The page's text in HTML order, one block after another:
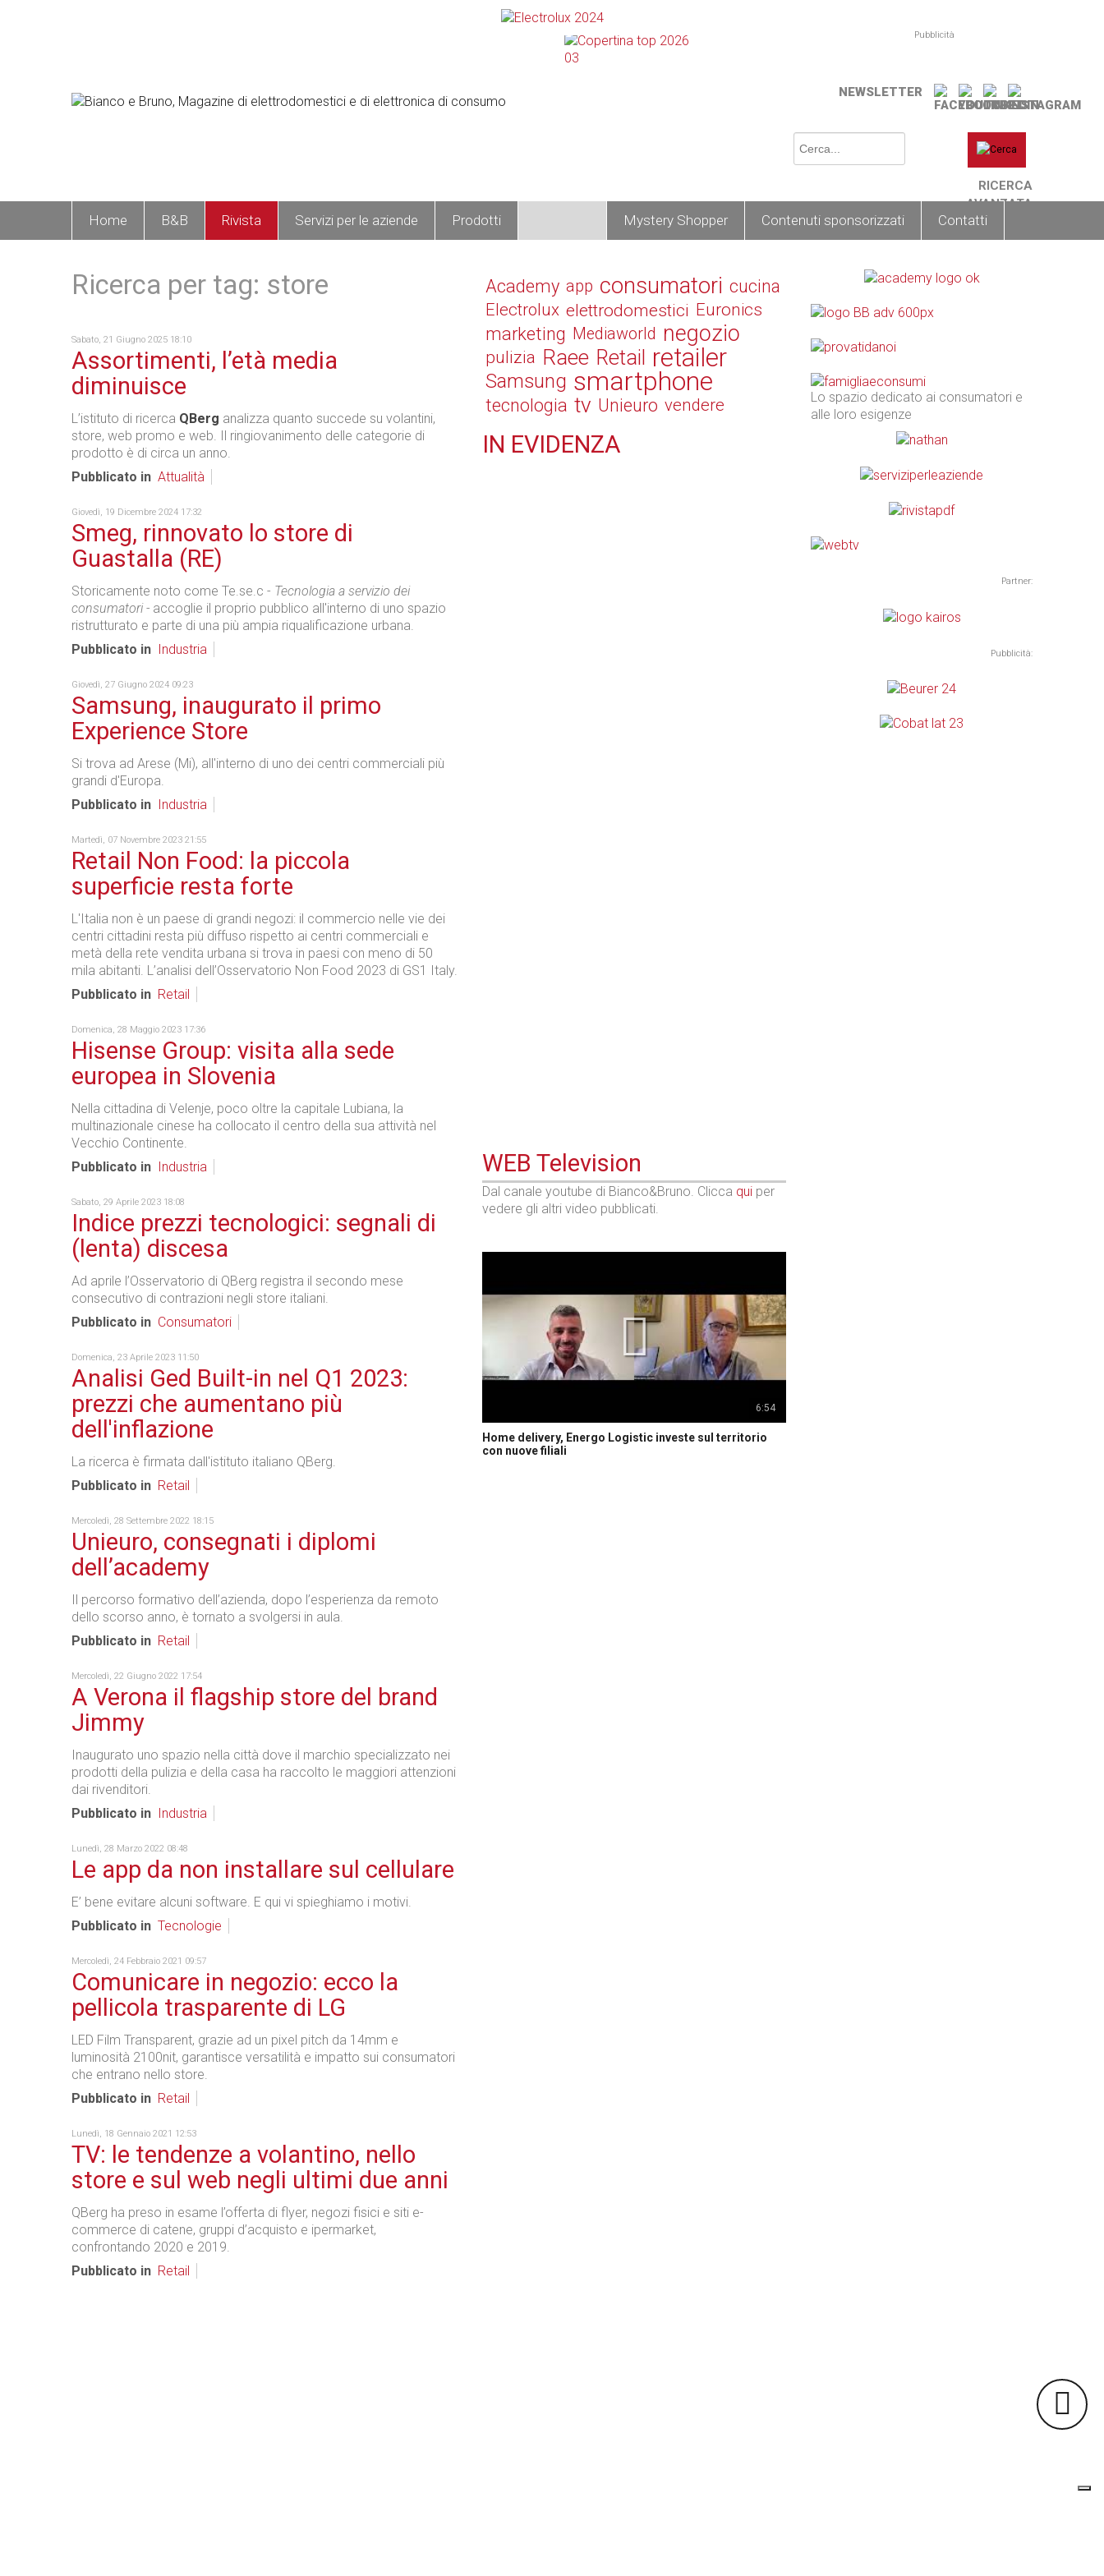
Pubblicità
NEWSLETTER
RICERCA
AVANZATA
Home B&B Rivista Servizi per le aziende Prodotti Mystery Shopper Contenuti sponsorizzati Contatti
Ricerca per tag: store
Sabato, 21 Giugno 2025 18:10
Assortimenti, l’età media
diminuisce
L’istituto di ricerca QBerg analizza quanto succede su volantini,
store, web promo e web. Il ringiovanimento delle categorie di
prodotto è di circa un anno.
Pubblicato in Attualità
Giovedì, 19 Dicembre 2024 17:32
Smeg, rinnovato lo store di
Guastalla (RE)
Storicamente noto come Te.se.c - Tecnologia a servizio dei
consumatori - accoglie il proprio pubblico all'interno di uno spazio
ristrutturato e parte di una più ampia riqualificazione urbana.
Pubblicato in
Industria
Giovedì, 27 Giugno 2024 09:23
Samsung, inaugurato il primo
Experience Store
Si trova ad Arese (Mi), all'interno di uno dei centri commerciali più
grandi d'Europa.
Pubblicato in
Industria
Martedì, 07 Novembre 2023 21:55
Retail Non Food: la piccola
superficie resta forte
L'Italia non è un paese di grandi negozi: il commercio nelle vie dei
centri cittadini resta più diffuso rispetto ai centri commerciali e
metà della rete vendita urbana si trova in paesi con meno di 50
mila abitanti. L’analisi dell’Osservatorio Non Food 2023 di GS1 Italy.
Pubblicato in Retail
Domenica, 28 Maggio 2023 17:36
Hisense Group: visita alla sede
europea in Slovenia
Nella cittadina di Velenje, poco oltre la capitale Lubiana, la
multinazionale cinese ha collocato il centro della sua attività nel
Vecchio Continente.
Pubblicato in
Industria
Sabato, 29 Aprile 2023 18:08
Indice prezzi tecnologici: segnali di
(lenta) discesa
Ad aprile l’Osservatorio di QBerg registra il secondo mese
consecutivo di contrazioni negli store italiani.
Pubblicato in Consumatori
Domenica, 23 Aprile 2023 11:50
Analisi Ged Built-in nel Q1 2023:
prezzi che aumentano più
dell'inflazione
La ricerca è firmata dall'istituto italiano QBerg.
Pubblicato in Retail
Mercoledì, 28 Settembre 2022 18:15
Unieuro, consegnati i diplomi
dell’academy
Il percorso formativo dell’azienda, dopo l’esperienza da remoto
dello scorso anno, è tornato a svolgersi in aula.
Pubblicato in Retail
Mercoledì, 22 Giugno 2022 17:54
A Verona il flagship store del brand
Jimmy
Inaugurato uno spazio nella città dove il marchio specializzato nei
prodotti della pulizia e della casa ha raccolto le maggiori attenzioni
dai rivenditori.
Pubblicato in
Industria
Lunedì, 28 Marzo 2022 08:48
Le app da non installare sul cellulare
E’ bene evitare alcuni software. E qui vi spieghiamo i motivi.
Pubblicato in Tecnologie
Mercoledì, 24 Febbraio 2021 09:57
Comunicare in negozio: ecco la
pellicola trasparente di LG
LED Film Transparent, grazie ad un pixel pitch da 14mm e
luminosità 2100nit, garantisce versatilità e impatto sui consumatori
che entrano nello store.
Pubblicato in Retail
Lunedì, 18 Gennaio 2021 12:53
TV: le tendenze a volantino, nello
store e sul web negli ultimi due anni
QBerg ha preso in esame l’offerta di flyer, negozi fisici e siti e-
commerce di catene, gruppi d’acquisto e ipermarket,
confrontando 2020 e 2019.
Pubblicato in Retail
Academy app consumatori cucina
Electrolux elettrodomestici Euronics
marketing Mediaworld negozio
pulizia Raee Retail retailer
Samsung smartphone
tecnologia tv Unieuro vendere
IN EVIDENZA
WEB Television
Dal canale youtube di Bianco&Bruno. Clicca qui per
vedere gli altri video pubblicati.
6:54
Home delivery, Energo Logistic investe sul territorio
con nuove filiali
Lo spazio dedicato ai consumatori e
alle loro esigenze
Partner:
Pubblicità: